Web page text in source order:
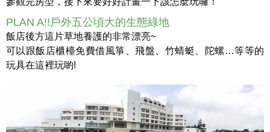
PLAN A!!戶外五公頃大的生態綠地
飯店後方這片草地養護的非常漂亮~
可以跟飯店櫃檯免費借風箏、飛盤、竹蜻蜓、陀螺…等等的
玩具在這裡玩喲!